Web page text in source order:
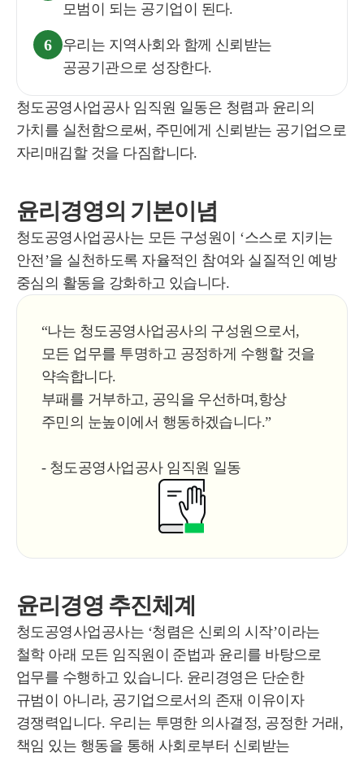
모범이 되는 공기업이 된다.
6
우리는 지역사회와 함께 신뢰받는
공공기관으로 성장한다.
청도공영사업공사 임직원 일동은 청렴과 윤리의
가치를 실천함으로써, 주민에게 신뢰받는 공기업으로
자리매김할 것을 다짐합니다.
윤리경영의 기본이념
청도공영사업공사는 모든 구성원이 ‘스스로 지키는
안전’을 실천하도록 자율적인 참여와 실질적인 예방
중심의 활동을 강화하고 있습니다.
“나는 청도공영사업공사의 구성원으로서,
모든 업무를 투명하고 공정하게 수행할 것을
약속합니다.
부패를 거부하고, 공익을 우선하며,항상
주민의 눈높이에서 행동하겠습니다.”
- 청도공영사업공사 임직원 일동
윤리경영 추진체계
청도공영사업공사는 ‘청렴은 신뢰의 시작’이라는
철학 아래 모든 임직원이 준법과 윤리를 바탕으로
업무를 수행하고 있습니다. 윤리경영은 단순한
규범이 아니라, 공기업으로서의 존재 이유이자
경쟁력입니다. 우리는 투명한 의사결정, 공정한 거래,
책임 있는 행동을 통해 사회로부터 신뢰받는